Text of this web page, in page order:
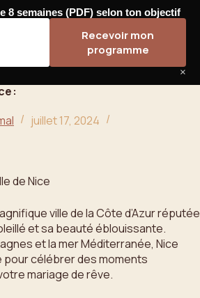
juillet 17, 2024
de Nice
ville de la Côte d’Azur réputée
et sa beauté éblouissante.
et la mer Méditerranée, Nice
pour célébrer des moments
mariage de rêve.
8 semaines (PDF) selon ton objectif
Recevoir mon
programme
×